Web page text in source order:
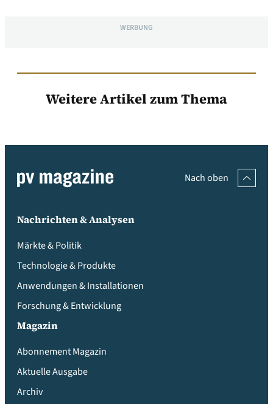
WERBUNG
Weitere Artikel zum Thema
Nach oben
Nachrichten & Analysen
Märkte & Politik
Technologie & Produkte
Anwendungen & Installationen
Forschung & Entwicklung
Magazin
Abonnement Magazin
Aktuelle Ausgabe
Archiv